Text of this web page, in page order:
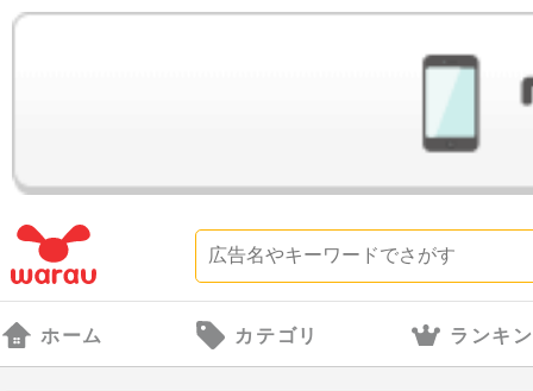
ホーム カテゴリ ランキ